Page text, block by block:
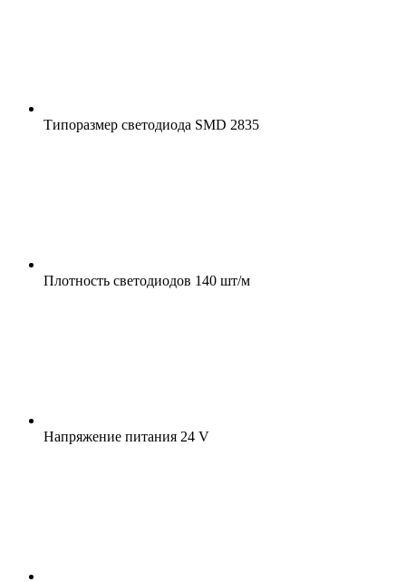
Типоразмер светодиода SMD 2835
Плотность светодиодов 140 шт/м
Напряжение питания 24 V